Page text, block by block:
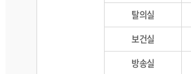
탈의실
보건실
방송실